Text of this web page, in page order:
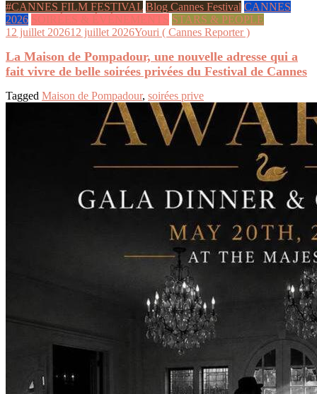
#CANNES FILM FESTIVAL Blog Cannes Festival CANNES
2026 SOIRÉES & ÉVÉNEMENTS STARS & PEOPLE
12 juillet 202612 juillet 2026Youri ( Cannes Reporter )
La Maison de Pompadour, une nouvelle adresse qui a
fait vivre de belle soirées privées du Festival de Cannes
Tagged Maison de Pompadour, soirées prive